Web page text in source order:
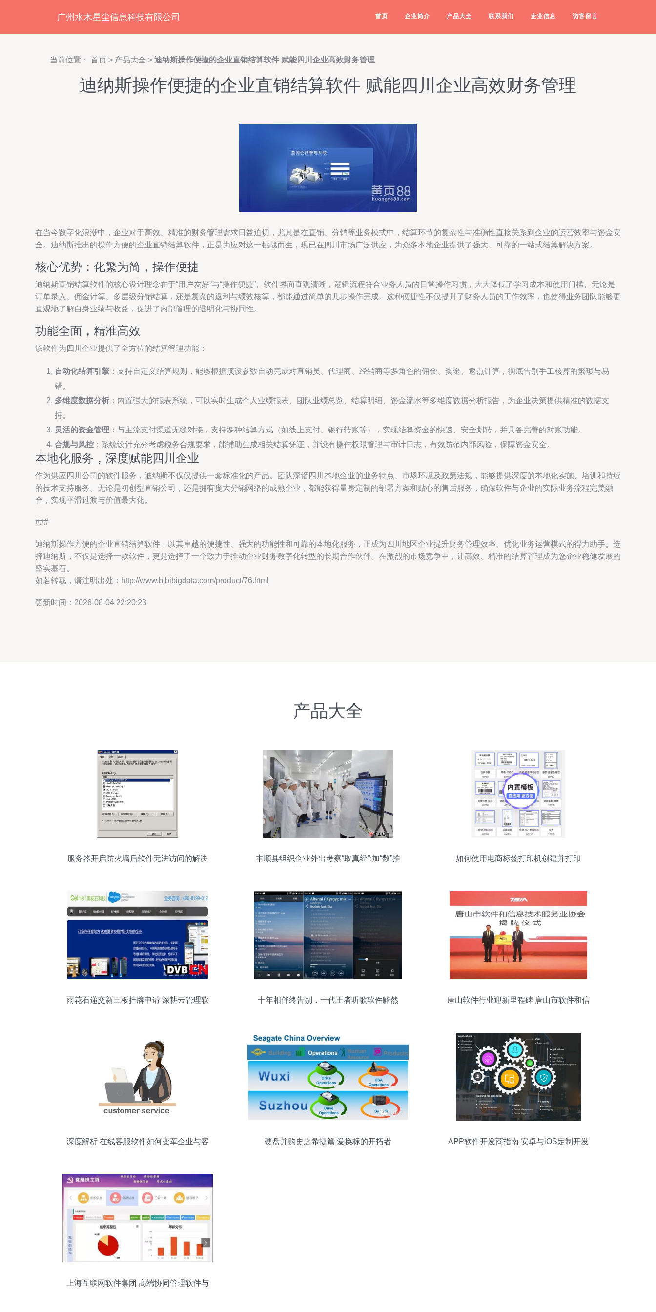
广州水木星尘信息科技有限公司 首页 企业简介 产品大全 联系我们 企业信息 访客留言
当前位置： 首页 > 产品大全 > 迪纳斯操作便捷的企业直销结算软件 赋能四川企业高效财务管理
迪纳斯操作便捷的企业直销结算软件 赋能四川企业高效财务管理
在当今数字化浪潮中，企业对于高效、精准的财务管理需求日益迫切，尤其是在直销、分销等业务模式中，结算环节的复杂性与准确性直接关系到企业的运营效率与资金安
全。迪纳斯推出的操作方便的企业直销结算软件，正是为应对这一挑战而生，现已在四川市场广泛供应，为众多本地企业提供了强大、可靠的一站式结算解决方案。
核心优势：化繁为简，操作便捷
迪纳斯直销结算软件的核心设计理念在于“用户友好”与“操作便捷”。软件界面直观清晰，逻辑流程符合业务人员的日常操作习惯，大大降低了学习成本和使用门槛。无论是
订单录入、佣金计算、多层级分销结算，还是复杂的返利与绩效核算，都能通过简单的几步操作完成。这种便捷性不仅提升了财务人员的工作效率，也使得业务团队能够更
直观地了解自身业绩与收益，促进了内部管理的透明化与协同性。
功能全面，精准高效
该软件为四川企业提供了全方位的结算管理功能：
自动化结算引擎 ：支持自定义结算规则，能够根据预设参数自动完成对直销员、代理商、经销商等多角色的佣金、奖金、返点计算，彻底告别手工核算的繁琐与易
错。
多维度数据分析 ：内置强大的报表系统，可以实时生成个人业绩报表、团队业绩总览、结算明细、资金流水等多维度数据分析报告，为企业决策提供精准的数据支
持。
灵活的资金管理 ：与主流支付渠道无缝对接，支持多种结算方式（如线上支付、银行转账等），实现结算资金的快速、安全划转，并具备完善的对账功能。
合规与风控 ：系统设计充分考虑税务合规要求，能辅助生成相关结算凭证，并设有操作权限管理与审计日志，有效防范内部风险，保障资金安全。
本地化服务，深度赋能四川企业
作为供应四川公司的软件服务，迪纳斯不仅仅提供一套标准化的产品。团队深谙四川本地企业的业务特点、市场环境及政策法规，能够提供深度的本地化实施、培训和持续
的技术支持服务。无论是初创型直销公司，还是拥有庞大分销网络的成熟企业，都能获得量身定制的部署方案和贴心的售后服务，确保软件与企业的实际业务流程完美融
合，实现平滑过渡与价值最大化。
###
迪纳斯操作方便的企业直销结算软件，以其卓越的便捷性、强大的功能性和可靠的本地化服务，正成为四川地区企业提升财务管理效率、优化业务运营模式的得力助手。选
择迪纳斯，不仅是选择一款软件，更是选择了一个致力于推动企业财务数字化转型的长期合作伙伴。在激烈的市场竞争中，让高效、精准的结算管理成为您企业稳健发展的
坚实基石。
如若转载，请注明出处：http://www.bibibigdata.com/product/76.html
更新时间：2026-08-04 22:20:23
产品大全
服务器开启防火墙后软件无法访问的解决
丰顺县组织企业外出考察“取真经”:加“数”推
如何使用电商标签打印机创建并打印
雨花石递交新三板挂牌申请 深耕云管理软
十年相伴终告别，一代王者听歌软件黯然
唐山软件行业迎新里程碑 唐山市软件和信
深度解析 在线客服软件如何变革企业与客
硬盘并购史之希捷篇 爱换标的开拓者
APP软件开发商指南 安卓与iOS定制开发
上海互联网软件集团 高端协同管理软件与